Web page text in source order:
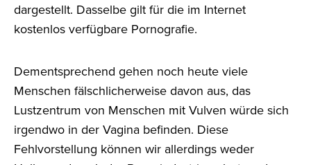
dargestellt. Dasselbe gilt für die im Internet
kostenlos verfügbare Pornografie.
Dementsprechend gehen noch heute viele
Menschen fälschlicherweise davon aus, das
Lustzentrum von Menschen mit Vulven würde sich
irgendwo in der Vagina befinden. Diese
Fehlvorstellung können wir allerdings weder